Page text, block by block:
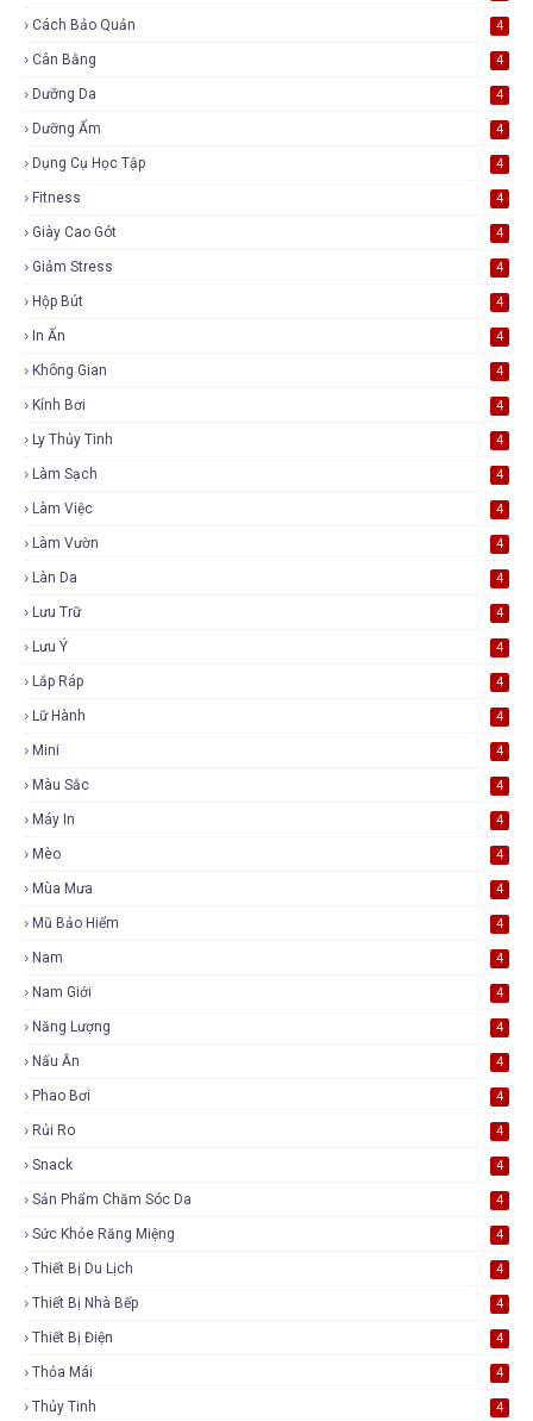
Cách Bảo Quản 4
Cân Bằng 4
Dưỡng Da 4
Dưỡng Ẩm 4
Dụng Cụ Học Tập 4
Fitness 4
Giày Cao Gót 4
Giảm Stress 4
Hộp Bút 4
In Ấn 4
Không Gian 4
Kính Bơi 4
Ly Thủy Tinh 4
Làm Sạch 4
Làm Việc 4
Làm Vườn 4
Làn Da 4
Lưu Trữ 4
Lưu Ý 4
Lắp Ráp 4
Lữ Hành 4
Mini 4
Màu Sắc 4
Máy In 4
Mèo 4
Mùa Mưa 4
Mũ Bảo Hiểm 4
Nam 4
Nam Giới 4
Năng Lượng 4
Nấu Ăn 4
Phao Bơi 4
Rủi Ro 4
Snack 4
Sản Phẩm Chăm Sóc Da 4
Sức Khỏe Răng Miệng 4
Thiết Bị Du Lịch 4
Thiết Bị Nhà Bếp 4
Thiết Bị Điện 4
Thỏa Mái 4
Thủy Tinh 4